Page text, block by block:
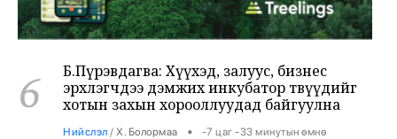
6
Б.Пүрэвдагва: Хүүхэд, залуус, бизнес
хотын захын хорооллуудад байгуулна
Нийслэл Х. Болормаа • -7 цаг -33 минутын өмнө